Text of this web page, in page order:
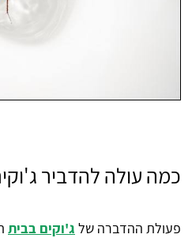
כמה עולה להדביר
פעולת ההדברה של ג'וקים בבית